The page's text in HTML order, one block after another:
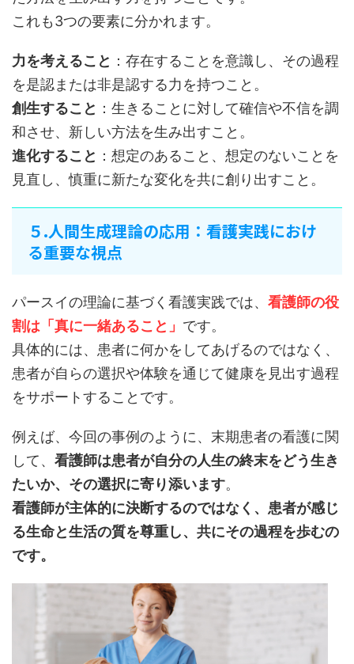
これも3つの要素に分かれます。
力を考えること ：存在することを意識し、その過程
を是認または非是認する力を持つこと。
創生すること ：生きることに対して確信や不信を調
和させ、新しい方法を生み出すこと。
進化すること ：想定のあること、想定のないことを
見直し、慎重に新たな変化を共に創り出すこと。
５.人間生成理論の応用：看護実践におけ
る重要な視点
パースイの理論に基づく看護実践では、 看護師の役
割は「真に一緒あること」 です。
具体的には、患者に何かをしてあげるのではなく、
患者が自らの選択や体験を通じて健康を見出す過程
をサポートすることです。
例えば、今回の事例のように、末期患者の看護に関
して、 看護師は患者が自分の人生の終末をどう生き
たいか、その選択に寄り添います。
看護師が主体的に決断するのではなく、患者が感じ
る生命と生活の質を尊重し、共にその過程を歩むの
です。